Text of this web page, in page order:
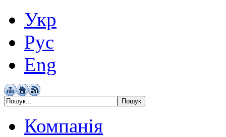
Укр
Рус
Eng
Компанія